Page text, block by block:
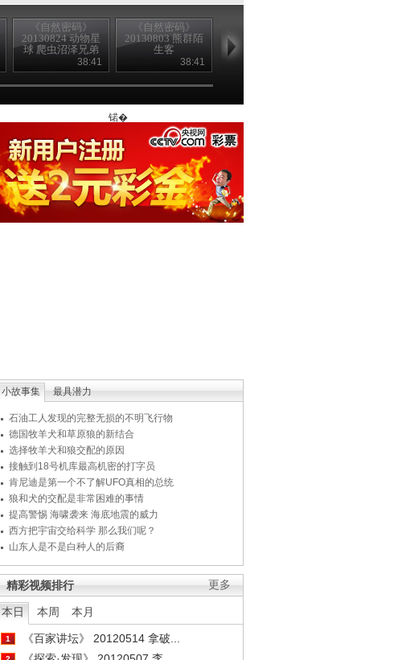
《自然密码》
20130824 动物星
球 爬虫沼泽兄弟
38:41
《自然密码》
20130803 熊群陌
生客
38:41
20130727 动物星
锘�
小故事集 最具潜力
石油工人发现的完整无损的不明飞行物
德国牧羊犬和草原狼的新结合
选择牧羊犬和狼交配的原因
接触到18号机库最高机密的打字员
肯尼迪是第一个不了解UFO真相的总统
狼和犬的交配是非常困难的事情
提高警惕 海啸袭来 海底地震的威力
西方把宇宙交给科学 那么我们呢？
山东人是不是白种人的后裔
更多
精彩视频排行
本日 本周 本月
1 《百家讲坛》 20120514 拿破...